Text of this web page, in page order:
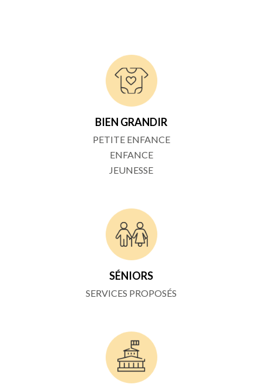
BIEN GRANDIR
PETITE ENFANCE
ENFANCE
JEUNESSE
SÉNIORS
SERVICES PROPOSÉS